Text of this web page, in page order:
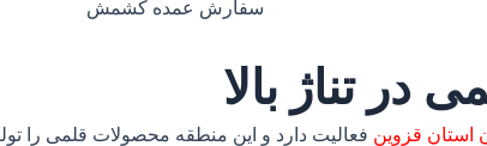
تناژ بالا
استان قزوین فعالیت دارد و این منطقه محصولات قلمی را